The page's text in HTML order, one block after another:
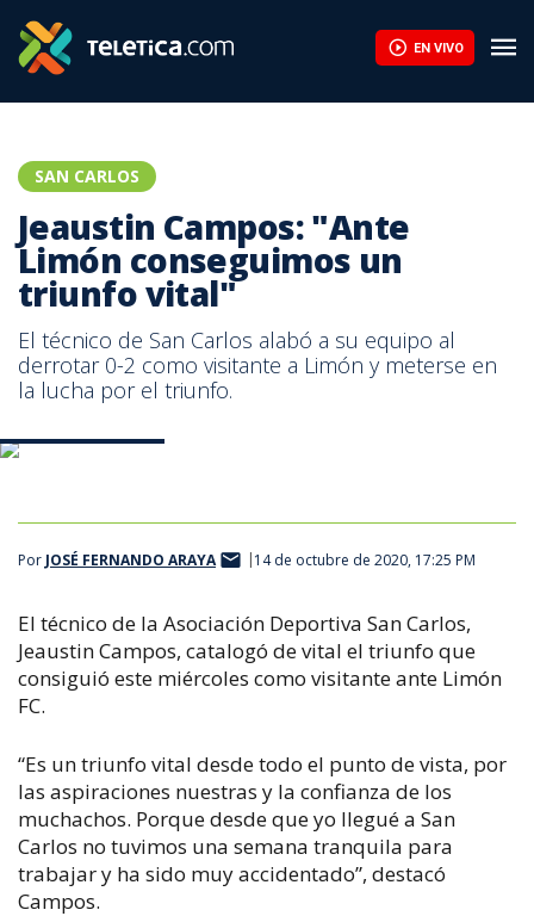
EN VIVO
SAN CARLOS
Jeaustin Campos: "Ante
Limón conseguimos un
triunfo vital"
El técnico de San Carlos alabó a su equipo al
derrotar 0-2 como visitante a Limón y meterse en
la lucha por el triunfo.
Por JOSÉ FERNANDO ARAYA 14 de octubre de 2020, 17:25 PM
El técnico de la Asociación Deportiva San Carlos,
Jeaustin Campos, catalogó de vital el triunfo que
consiguió este miércoles como visitante ante Limón
FC.
“Es un triunfo vital desde todo el punto de vista, por
las aspiraciones nuestras y la confianza de los
muchachos. Porque desde que yo llegué a San
Carlos no tuvimos una semana tranquila para
trabajar y ha sido muy accidentado”, destacó
Campos.